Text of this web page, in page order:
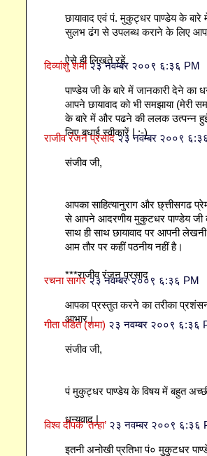
छायावाद एवं पं. मुकुट्धर पाण्डेय के बारे
सुलभ ढंग से उपलब्ध कराने के लिए
ऐसे ही लिखते रहें
दिव्यांशु शर्मा २३ नवम्बर २००९ ६:३६ PM
पाण्डेय जी के बारे में जानकारी देने का
आपने छायावाद को भी समझाया (मेरी
के बारे में और पढने की ललक उत्पन्न
लिए बधाई स्वीकारें | :-)
राजीव रंजन प्रसाद २३ नवम्बर २००९
संजीव जी,
आपका साहित्यानुराग और छ्त्तीसगढ
से आपने आदरणीय मुकुटधर पाण्डेय जी
साथ ही साथ छायावाद पर आपनी
आम तौर पर कहीं पठनीय नहीं है।
***राजीव रंजन प्रसाद
रचना सागर २३ नवम्बर २००९ ६:३६ PM
आपका प्रस्तुत करने का तरीका
आभार।
गीता पंडित (शमा) २३ नवम्बर २००९ ६:३६
संजीव जी,
पं मुकुट्धर पाण्डेय के विषय में बहुत
धन्यवाद |
विश्व दीपक ’तन्हा’ २३ नवम्बर २००९ ६:३६
इतनी अनोखी प्रतिभा पं० मुकुटधर